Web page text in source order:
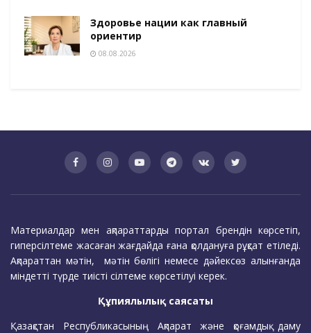
Здоровье нации как главный
ориентир
08.08.2026
Материалдар мен ақпараттарды портал брендін көрсетіп,
гиперсілтеме жасаған жағдайда ғана қолдануға рұқсат етіледі.
Ақпараттан мәтін, мәтін бөлігі немесе дәйексөз алынғанда
міндетті түрде тиісті сілтеме көрсетілуі керек.
Құпиялылық саясаты
Қазақстан Республикасының Ақпарат және қоғамдық даму